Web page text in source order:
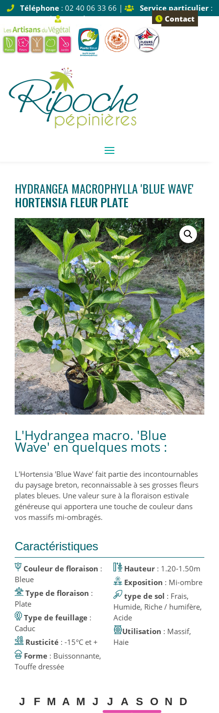
Téléphone: 02 40 06 33 66 | Service particulier:
Tapez 1 |
Service pro: Tapez 2 Contact
HYDRANGEA MACROPHYLLA 'BLUE WAVE'
HORTENSIA FLEUR PLATE
L'Hydrangea macro. 'Blue
Wave' en quelques mots :
L'Hortensia 'Blue Wave' fait partie des incontournables
du paysage breton, reconnaissable à ses grosses fleurs
plates bleues. Une valeur sure à la floraison estivale
généreuse qui apportera une touche de couleur dans
vos massifs mi-ombragés.
Caractéristiques
Couleur de floraison :
Bleue
Type de floraison :
Plate
Type de feuillage :
Caduc
Rusticité : -15°C et +
Forme : Buissonnante,
Touffe dressée
Hauteur: 1.20-1.50m
Exposition
: Mi-ombre
type de sol : Frais,
Humide, Riche / humifère,
Acide
Utilisation : Massif,
Haie
J F M A M J J A S O N D